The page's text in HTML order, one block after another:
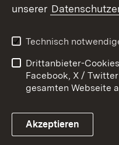
Link zum Landesportal
Kontakt
Barrierefreiheit
Impressum
unserer
Technisch
Drittanbieter-
Facebook, X /
gesamten Webseite
Akzeptieren